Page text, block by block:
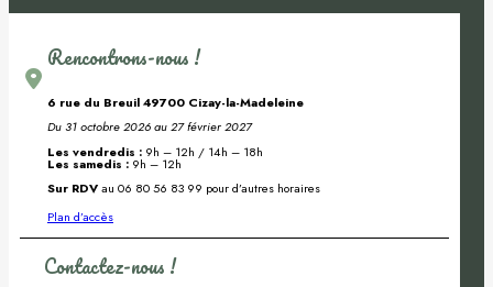
Rencontrons-nous !
6 rue du Breuil 49700 Cizay-la-Madeleine
Du 31 octobre 2026 au 27 février 2027
Les vendredis : 9h – 12h / 14h – 18h
Les samedis : 9h – 12h
Sur RDVau 06 80 56 83 99 pour d’autres horaires
Plan d’accès
Contactez-nous !